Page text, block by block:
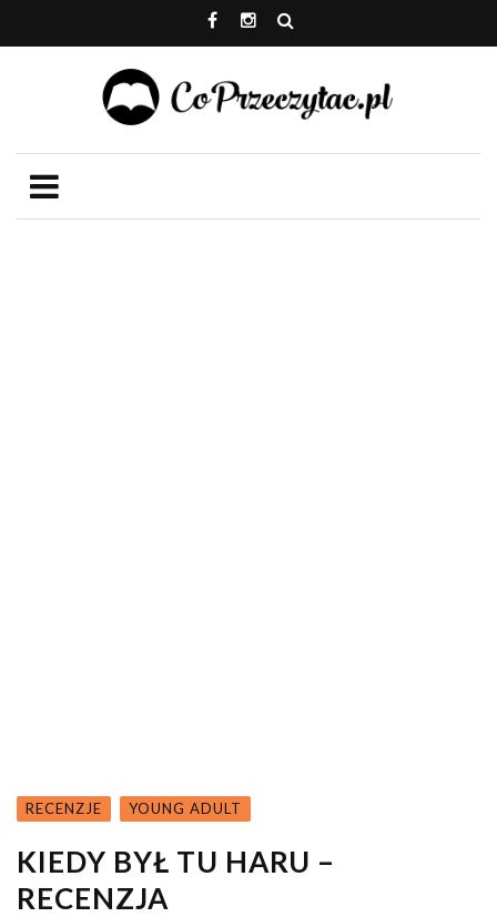
RECENZJE YOUNG ADULT
KIEDY BYŁ TU HARU –
RECENZJA